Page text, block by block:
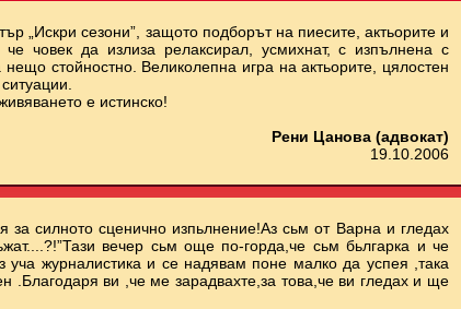
„Искри сезони”, защото подборът на пиесите, актьорите и
човек да излиза релаксирал, усмихнат, с изпълнена с
стойностно. Великолепна игра на актьорите, цялостен
е истинско!
Рени Цанова (адвокат)
19.10.2006
за силното сценично изпьлнение!Аз сьм от Варна и гледах
вечер сьм още по-горда,че сьм бьлгарка и че
уча журналистика и се надявам поне малко да успея ,така
.Благодаря ви ,че ме зарадвахте,за това,че ви гледах и ще